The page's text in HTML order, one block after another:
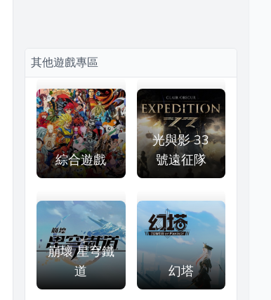
其他遊戲專區
綜合遊戲
光與影 33
號遠征隊
崩壞 星穹鐵
道
幻塔